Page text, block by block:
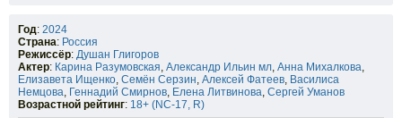
Год: 2024
Страна: Россия
Режиссёр: Душан Глигоров
Актер: Карина Разумовская, Александр Ильин мл, Анна Михалкова,
Елизавета Ищенко, Семён Серзин, Алексей Фатеев, Василиса
Немцова, Геннадий Смирнов, Елена Литвинова, Сергей Уманов
Возрастной рейтинг: 18+ (NC-17, R)